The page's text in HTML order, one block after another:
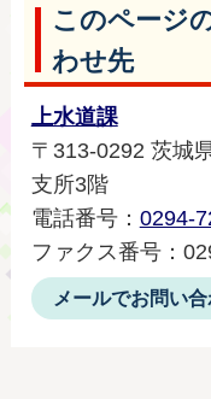
このページ
わせ先
上水道課
〒313-0292 茨城
支所3階
電話番号： 0294-
ファクス番号：
メールでお問い